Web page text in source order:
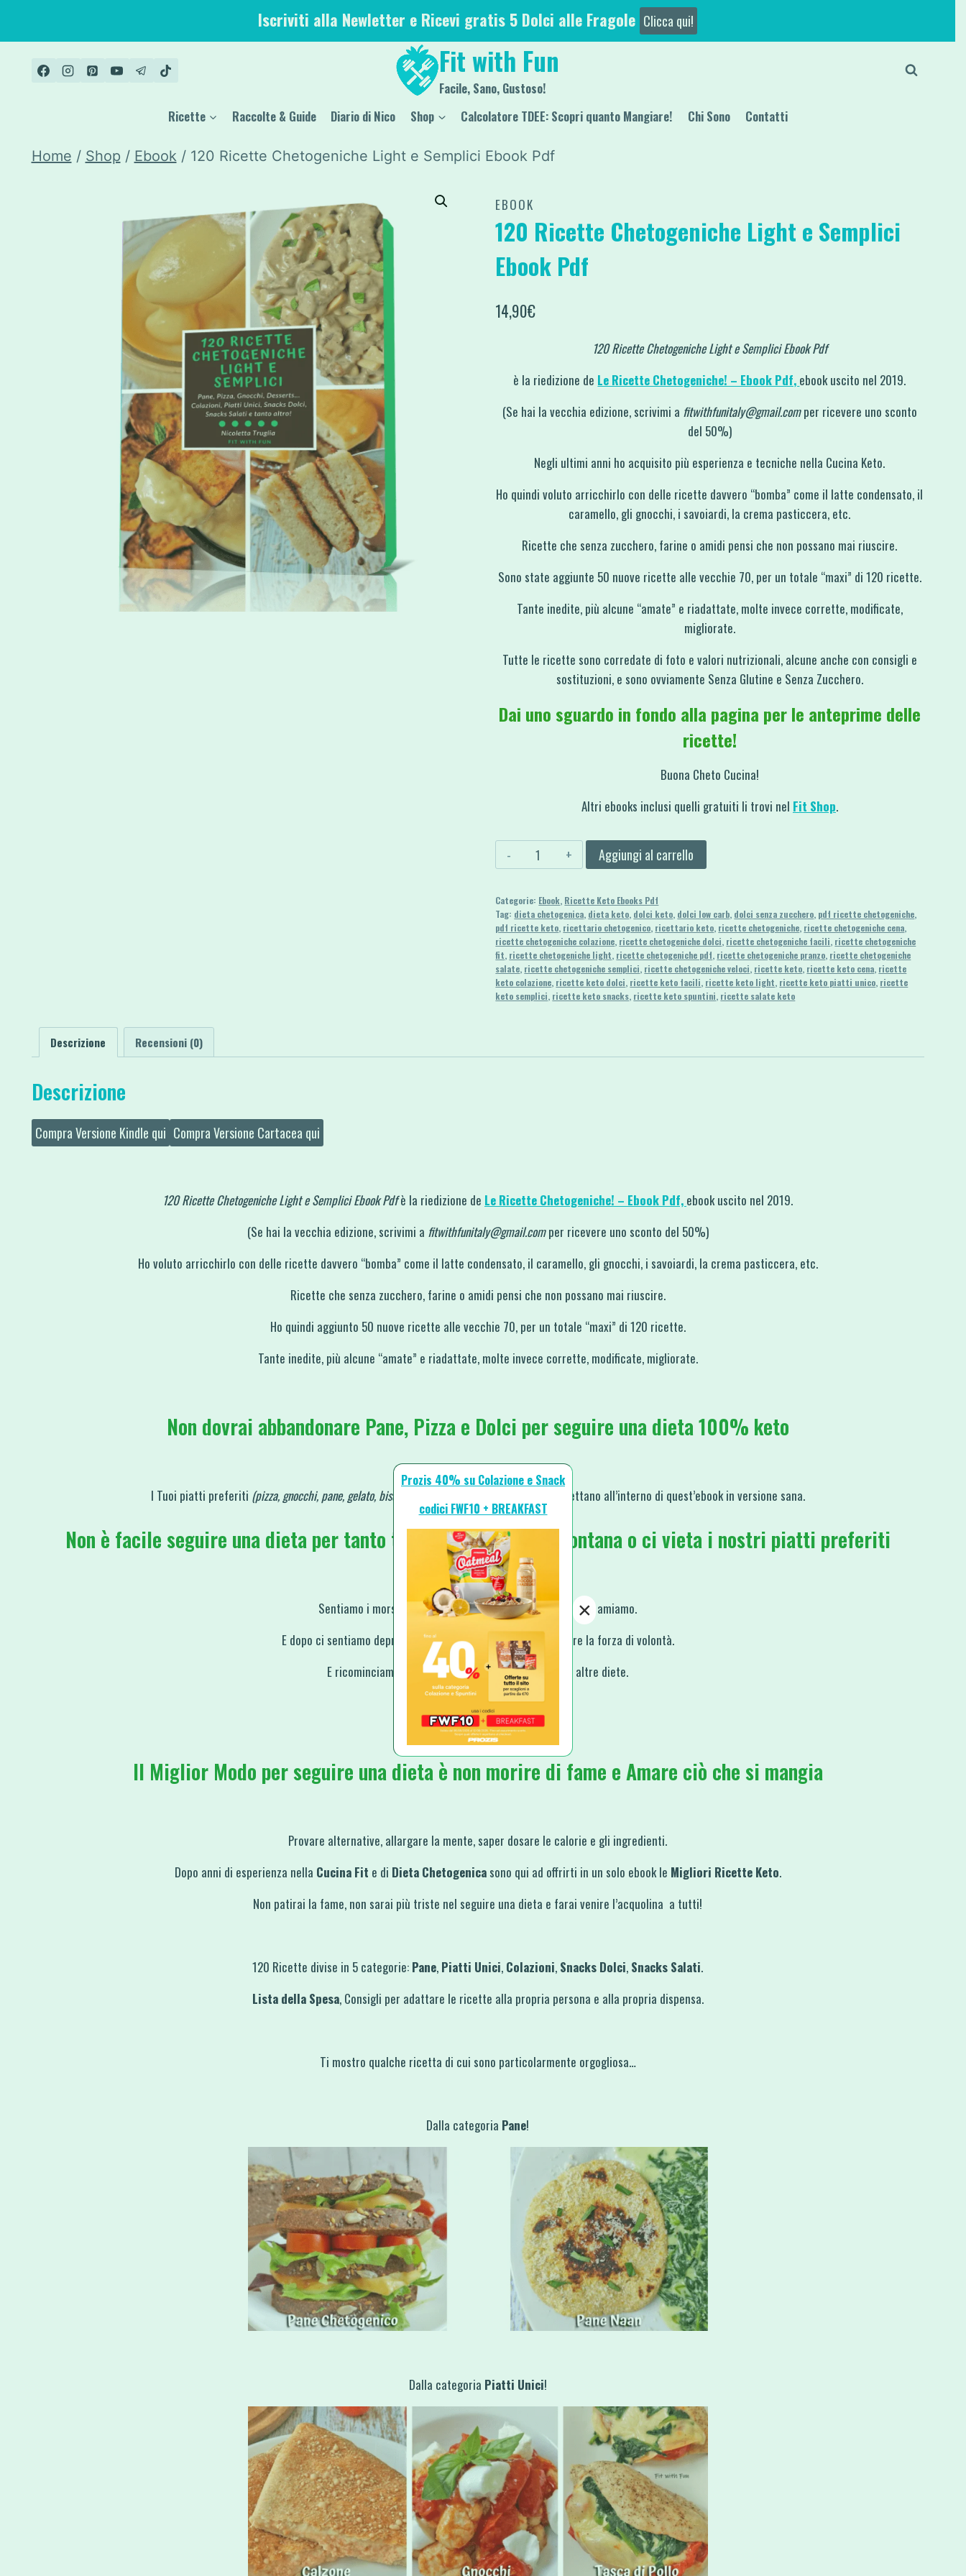
contenuto
Iscriviti alla Newletter e Ricevi gratis 5 Dolci alle Fragole Clicca qui!
Fit with Fun
Facile, Sano, Gustoso!
Ricette Raccolte & Guide Diario di Nico Shop Calcolatore TDEE: Scopri quanto Mangiare! Chi Sono Contatti
Home / Shop / Ebook / 120 Ricette Chetogeniche Light e Semplici Ebook Pdf
EBOOK
120 Ricette Chetogeniche Light e Semplici
Ebook Pdf
14,90€
120 Ricette Chetogeniche Light e Semplici Ebook Pdf
è la riedizione de Le Ricette Chetogeniche! – Ebook Pdf, ebook uscito nel 2019.
(Se hai la vecchia edizione, scrivimi a fitwithfunitaly@gmail.comper ricevere uno sconto
del 50%)
Negli ultimi anni ho acquisito più esperienza e tecniche nella Cucina Keto.
Ho quindi voluto arricchirlo con delle ricette davvero “bomba” come il latte condensato, il
caramello, gli gnocchi, i savoiardi, la crema pasticcera, etc.
Ricette che senza zucchero, farine o amidi pensi che non possano mai riuscire.
Sono state aggiunte 50 nuove ricette alle vecchie 70, per un totale “maxi” di 120 ricette.
Tante inedite, più alcune “amate” e riadattate, molte invece corrette, modificate,
migliorate.
Tutte le ricette sono corredate di foto e valori nutrizionali, alcune anche con consigli e
sostituzioni, e sono ovviamente Senza Glutine e Senza Zucchero.
Dai uno sguardo in fondo alla pagina per le anteprime delle
ricette!
Buona Cheto Cucina!
Altri ebooks inclusi quelli gratuiti li trovi nel Fit Shop.
120
Ricette
Light
e
Semplici
Ebook
Pdf
quantità
Aggiungi al carrello
Categorie: Ebook, Ricette Keto Ebooks Pdf
Tag: dieta chetogenica, dieta keto, dolci keto, dolci low carb, dolci senza zucchero, pdf ricette chetogeniche,
pdf ricette keto, ricettario chetogenico, ricettario keto, ricette chetogeniche, ricette chetogeniche cena,
ricette chetogeniche colazione, ricette chetogeniche dolci, ricette chetogeniche facili, ricette chetogeniche
fit, ricette chetogeniche light, ricette chetogeniche pdf, ricette chetogeniche pranzo, ricette chetogeniche
salate, ricette chetogeniche semplici, ricette chetogeniche veloci, ricette keto, ricette keto cena, ricette
keto colazione, ricette keto dolci, ricette keto facili, ricette keto light, ricette keto piatti unico, ricette
keto semplici, ricette keto snacks, ricette keto spuntini, ricette salate keto
Descrizione Recensioni (0)
Descrizione
Compra Versione Kindle qui Compra Versione Cartacea qui
120 Ricette Chetogeniche Light e Semplici Ebook Pdfè la riedizione de Le Ricette Chetogeniche! – Ebook Pdf, ebook uscito nel 2019.
(Se hai la vecchia edizione, scrivimi a fitwithfunitaly@gmail.comper ricevere uno sconto del 50%)
Ho voluto arricchirlo con delle ricette davvero “bomba” come il latte condensato, il caramello, gli gnocchi, i savoiardi, la crema pasticcera, etc.
Ricette che senza zucchero, farine o amidi pensi che non possano mai riuscire.
Ho quindi aggiunto 50 nuove ricette alle vecchie 70, per un totale “maxi” di 120 ricette.
Tante inedite, più alcune “amate” e riadattate, molte invece corrette, modificate, migliorate.
Non dovrai abbandonare Pane, Pizza e Dolci per seguire una dieta 100% keto
I Tuoi piatti preferiti (pizza, gnocchi, pane, gelato, biscotti)
senza farina né zucchero, ti aspettano all’interno di quest’ebook in versione sana.
Tutti sappiamo che…
Non è facile seguire una dieta per tanto tempo se questa ci allontana o ci vieta i nostri piatti preferiti
Sentiamo i morsi della fame, diciamo “No!” a tutto ciò che amiamo.
E dopo ci sentiamo depressi perché non riusciamo a mantenere la forza di volontà.
E ricominciamo di nuovo, ogni lunedì, ogni volta, con altre diete.
Un circolo vizioso interminabile!
Il Miglior Modo per seguire una dieta è non morire di fame e Amare ciò che si mangia
Provare alternative, allargare la mente, saper dosare le calorie e gli ingredienti.
Dopo anni di esperienza nella Cucina Fit e di Dieta Chetogenicasono qui ad offrirti in un solo ebook le Migliori Ricette Keto.
Non patirai la fame, non sarai più triste nel seguire una dieta e farai venire l’acquolina a tutti!
120 Ricette divise in 5 categorie: Pane, Piatti Unici, Colazioni, Snacks Dolci, Snacks Salati.
Lista della Spesa, Consigli per adattare le ricette alla propria persona e alla propria dispensa.
Ti mostro qualche ricetta di cui sono particolarmente orgogliosa…
Dalla categoria Pane!
Dalla categoria Piatti Unici!
Prozis 40% su Colazione e Snack
codici FWF10 + BREAKFAST
×